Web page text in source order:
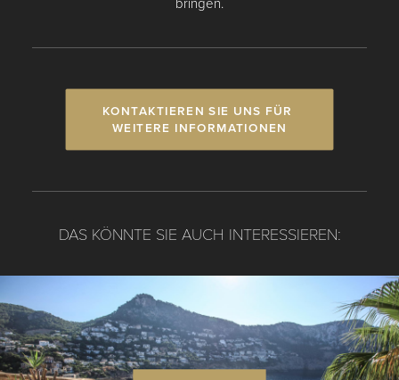
KONTAKTIEREN SIE UNS FÜR
WEITERE INFORMATIONEN
DAS KÖNNTE SIE AUCH INTERESSIEREN: